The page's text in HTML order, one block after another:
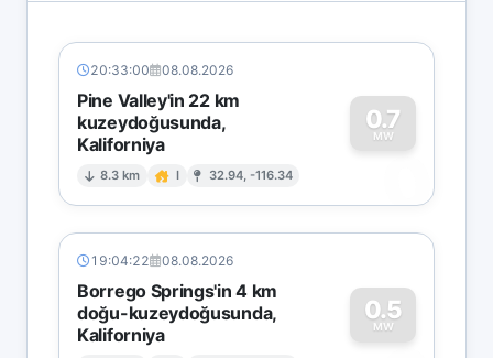
20:33:00 08.08.2026
Pine Valley'in 22 km
kuzeydoğusunda,
Kaliforniya
8.3 km I 32.94, -116.34
0.7
MW
0
19:04:22 08.08.2026
Borrego Springs'in 4 km
doğu-kuzeydoğusunda,
Kaliforniya
0.5
MW